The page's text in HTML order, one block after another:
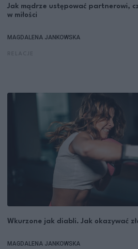
Jak mądrze ustępować partnerowi,
w miłości
MAGDALENA JANKOWSKA
Wkurzone jak diabli. Jak okazywać
MAGDALENA JANKOWSKA